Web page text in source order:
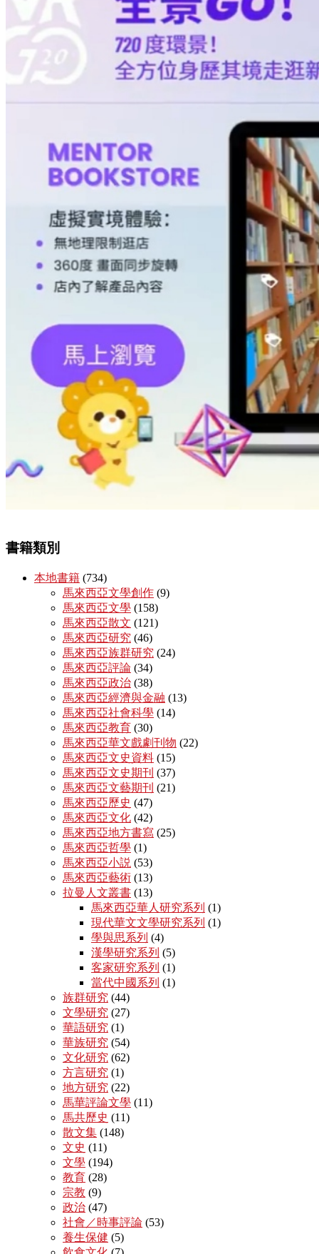
書籍類別
本地書籍 (734)
馬來西亞文學創作 (9)
馬來西亞文學 (158)
馬來西亞散文 (121)
馬來西亞研究 (46)
馬來西亞族群研究 (24)
馬來西亞評論 (34)
馬來西亞政治 (38)
馬來西亞經濟與金融 (13)
馬來西亞社會科學 (14)
馬來西亞教育 (30)
馬來西亞華文戲劇刊物 (22)
馬來西亞文史資料 (15)
馬來西亞文史期刊 (37)
馬來西亞文藝期刊 (21)
馬來西亞歷史 (47)
馬來西亞文化 (42)
馬來西亞地方書寫 (25)
馬來西亞哲學 (1)
馬來西亞小説 (53)
馬來西亞藝術 (13)
拉曼人文叢書 (13)
馬來西亞華人研究系列 (1)
現代華文文學研究系列 (1)
學與思系列 (4)
漢學研究系列 (5)
客家研究系列 (1)
當代中國系列 (1)
族群研究 (44)
文學研究 (27)
華語研究 (1)
華族研究 (54)
文化研究 (62)
方言研究 (1)
地方研究 (22)
馬華評論文學 (11)
馬共歷史 (11)
散文集 (148)
文史 (11)
文學 (194)
教育 (28)
宗教 (9)
政治 (47)
社會／時事評論 (53)
養生保健 (5)